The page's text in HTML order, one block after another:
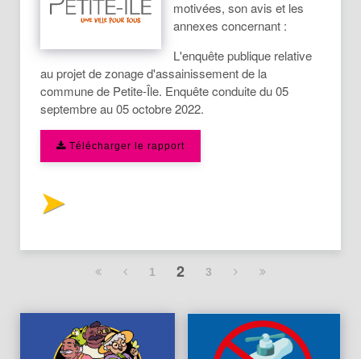
motivées, son avis et les
annexes concernant :
L'enquête publique relative
au projet de zonage d'assainissement de la
commune de Petite-Île. Enquête conduite du 05
septembre au 05 octobre 2022.
Télécharger le rapport
1 2 3